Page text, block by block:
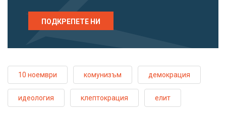
ПОДКРЕПЕТЕ НИ
10 ноември комунизъм демокрация
идеология клептокрация елит